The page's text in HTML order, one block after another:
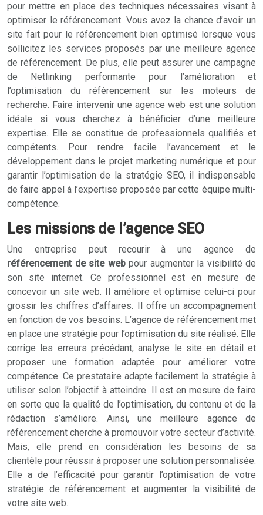
pour mettre en place des techniques nécessaires visant à
optimiser le référencement. Vous avez la chance d’avoir un
site fait pour le référencement bien optimisé lorsque vous
sollicitez les services proposés par une meilleure agence
de référencement. De plus, elle peut assurer une campagne
de Netlinking performante pour l’amélioration et
l’optimisation du référencement sur les moteurs de
recherche. Faire intervenir une agence web est une solution
idéale si vous cherchez à bénéficier d’une meilleure
expertise. Elle se constitue de professionnels qualifiés et
compétents. Pour rendre facile l’avancement et le
développement dans le projet marketing numérique et pour
garantir l’optimisation de la stratégie SEO, il indispensable
de faire appel à l’expertise proposée par cette équipe multi-
compétence.
Les missions de l’agence SEO
Une entreprise peut recourir à une agence de
référencement de site webpour augmenter la visibilité de
son site internet. Ce professionnel est en mesure de
concevoir un site web. Il améliore et optimise celui-ci pour
grossir les chiffres d’affaires. Il offre un accompagnement
en fonction de vos besoins. L’agence de référencement met
en place une stratégie pour l’optimisation du site réalisé. Elle
corrige les erreurs précédant, analyse le site en détail et
proposer une formation adaptée pour améliorer votre
compétence. Ce prestataire adapte facilement la stratégie à
utiliser selon l’objectif à atteindre. Il est en mesure de faire
en sorte que la qualité de l’optimisation, du contenu et de la
rédaction s’améliore. Ainsi, une meilleure agence de
référencement cherche à promouvoir votre secteur d’activité.
Mais, elle prend en considération les besoins de sa
clientèle pour réussir à proposer une solution personnalisée.
Elle a de l’efficacité pour garantir l’optimisation de votre
stratégie de référencement et augmenter la visibilité de
votre site web.